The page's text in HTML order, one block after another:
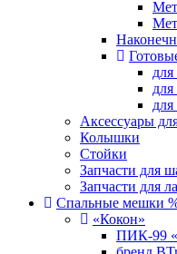
Аксессуары
Колышки
Стойки
Запчасти для
Запчасти для
Спальные мешки
«Кокон»
ПИК-99